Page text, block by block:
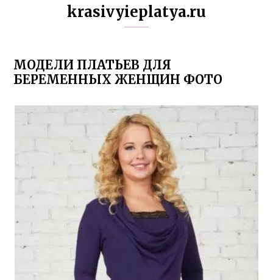
krasivyieplatya.ru
МОДЕЛИ ПЛАТЬЕВ ДЛЯ
БЕРЕМЕННЫХ ЖЕНЩИН ФОТО